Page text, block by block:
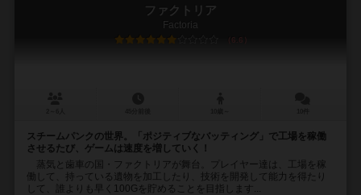
ファクトリア
Factoria
6.6
スチームパンクの世界。「ポジティブなバッティング」で工場を稼働
させるたび、ゲームは速度を増していく！
蒸気と歯車の国・ファクトリアが舞台。プレイヤー達は、工場を稼
働して、持っている遺物を加工したり、技術を開発して能力を得たり
して、誰よりも早く100Gを貯めることを目指します...